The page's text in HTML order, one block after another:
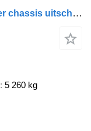
Van Hool 3B0070,ADR Tank container chassis uitschuifbaar,2X20 30 40 voet
5 260 kg